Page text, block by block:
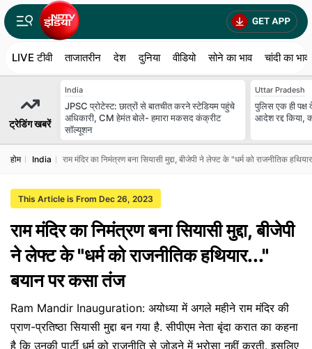
LIVE टीवी ताजातरीन देश दुनिया वीडियो सोने का भाव चांदी का भाव
ट्रेडिंग खबरें
India
JPSC प्रोटेस्ट: छात्रों से बातचीत करने स्टेडियम पहुंचे
अधिकारी, CM हेमंत बोले- हमारा मकसद कंक्रीट
सॉल्यूशन
Uttar Pradesh
पुलिस एक ही पक्ष
आदेश रद्द किया,
होम India राम मंदिर का निमंत्रण बना सियासी मुद्दा, बीजेपी ने लेफ्ट के "धर्म को राजनीतिक
This Article is From Dec 26, 2023
राम मंदिर का निमंत्रण बना सियासी मुद्दा, बीजेपी
ने लेफ्ट के "धर्म को राजनीतिक हथियार..."
बयान पर कसा तंज
Ram Mandir Inauguration: अयोध्या में अगले महीने राम मंदिर की
प्राण-प्रतिष्ठा सियासी मुद्दा बन गया है. सीपीएम नेता बृंदा करात का कहना
है कि उनकी पार्टी धर्म को राजनीति से जोड़ने में भरोसा नहीं करती. इसलिए